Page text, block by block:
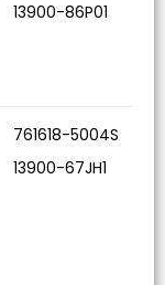
13900-86P01
761618-5004S
13900-67JH1